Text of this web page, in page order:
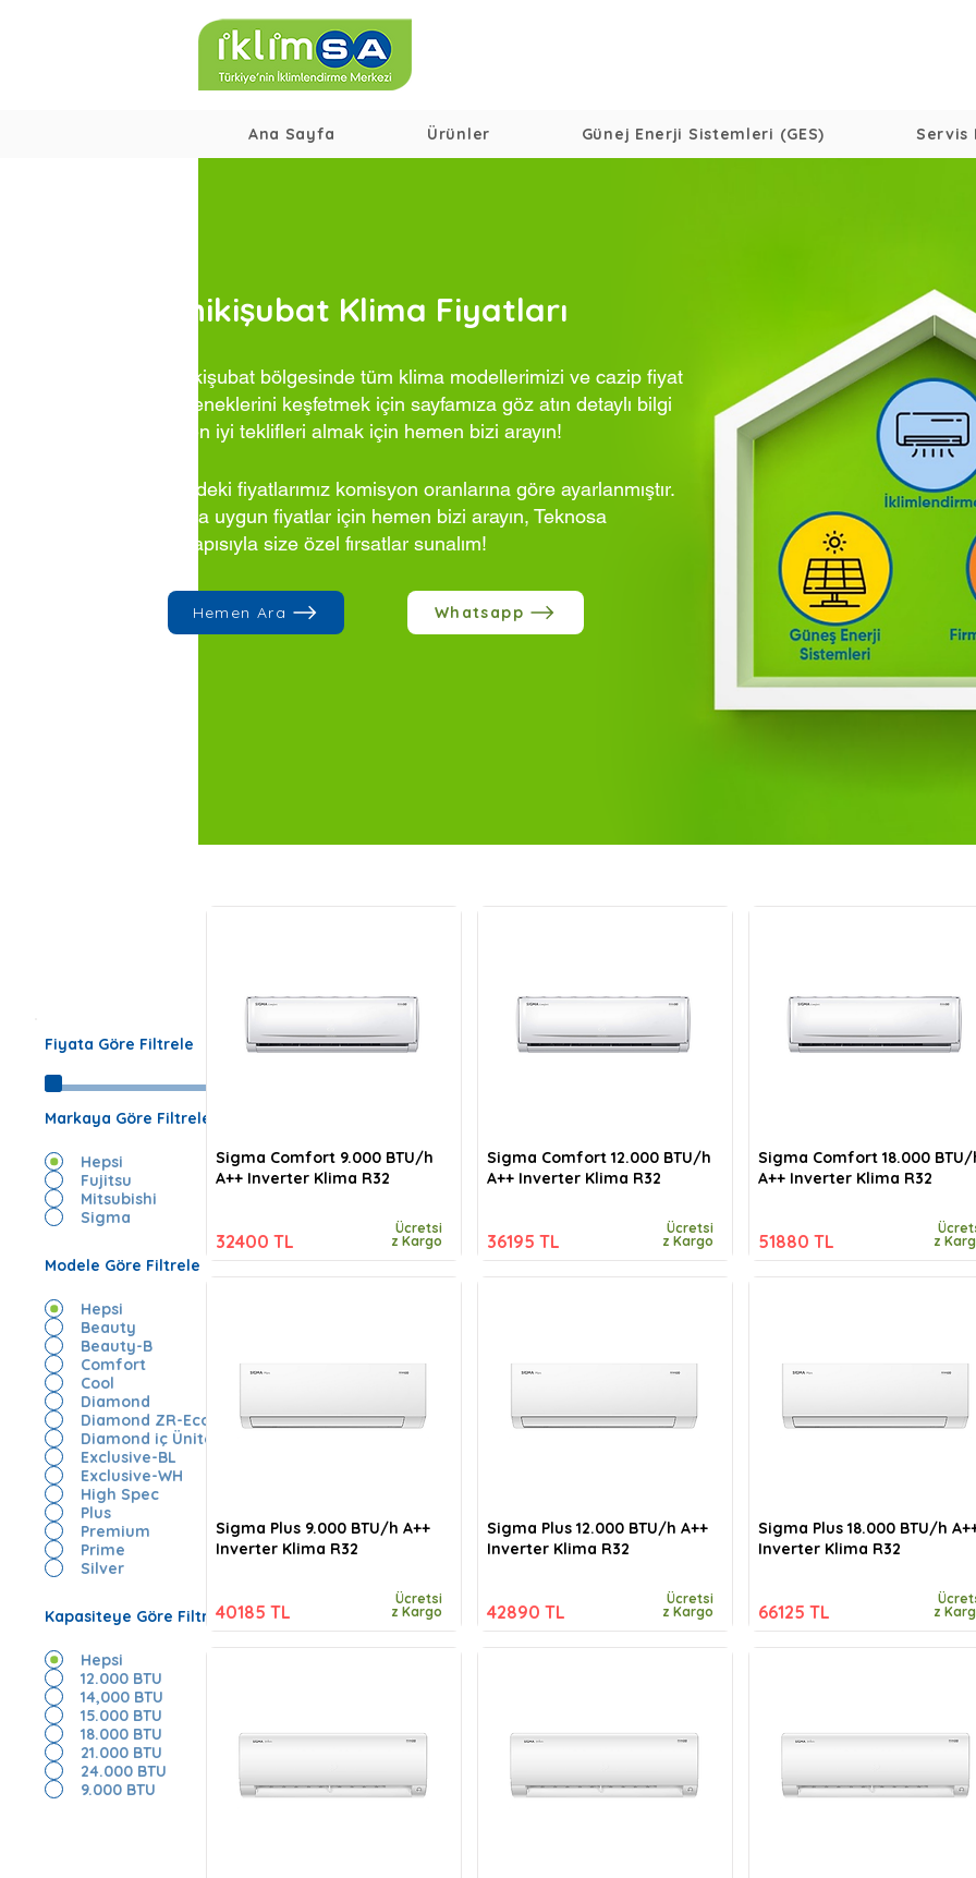
Ana Sayfa Ürünler Günej Enerji Sistemleri (GES) Servis
Onikişubat Klima Fiyatları
Onikişubat bölgesinde tüm klima modellerimizi ve cazip fiyat
seçeneklerini keşfetmek için sayfamıza göz atın detaylı bilgi
ve en iyi teklifleri almak için hemen bizi arayın!
Sitedeki fiyatlarımız komisyon oranlarına göre ayarlanmıştır.
Daha uygun fiyatlar için hemen bizi arayın, Teknosa
altyapısıyla size özel fırsatlar sunalım!
Hemen Ara Whatsapp
Fiyata Göre Filtrele
Markaya Göre Filtrele
Hepsi
Fujitsu
Mitsubishi
Sigma
Modele Göre Filtrele
Hepsi
Beauty
Beauty-B
Comfort
Cool
Diamond
Diamond ZR-Eco
Diamond iç Ünite
Exclusive-BL
Exclusive-WH
High Spec
Plus
Premium
Prime
Silver
Kapasiteye Göre Filtrele
Hepsi
12.000 BTU
14,000 BTU
15.000 BTU
18.000 BTU
21.000 BTU
24.000 BTU
9.000 BTU
Sigma Comfort 9.000 BTU/h
A++ Inverter Klima R32
32400 TL
Ücretsi
z Kargo
Sigma Plus 9.000 BTU/h A++
Inverter Klima R32
40185 TL
Ücretsi
z Kargo
Sigma Comfort 12.000 BTU/h
A++ Inverter Klima R32
36195 TL
Ücretsi
z Kargo
Sigma Plus 12.000 BTU/h A++
Inverter Klima R32
42890 TL
Ücretsi
z Kargo
Sigma Comfort 18.000 BTU/
A++ Inverter Klima R32
51880 TL
z
Sigma Plus 18.000 BTU/h
Inverter Klima R32
66125 TL
z